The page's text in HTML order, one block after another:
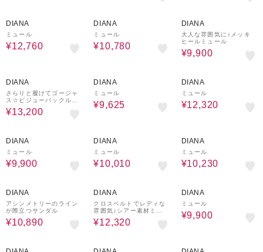
DIANA
ミュール
¥12,760
DIANA
ミュール
¥10,780
DIANA
大人な雰囲気に♪メッキ
ヒールミュール
¥9,900
DIANA
さらりと履けてゴージャ
ス☆ビジューバックルミ
ュール
¥13,200
DIANA
ミュール
¥9,625
DIANA
ミュール
¥12,320
DIANA
ミュール
¥9,900
DIANA
ミュール
¥10,010
DIANA
ミュール
¥10,230
DIANA
アシンメトリーのライン
が際立つサンダル
¥10,890
DIANA
クロスベルトでレディな
雰囲気♪シアー素材ミュ
ール
¥12,320
DIANA
ミュール
¥9,900